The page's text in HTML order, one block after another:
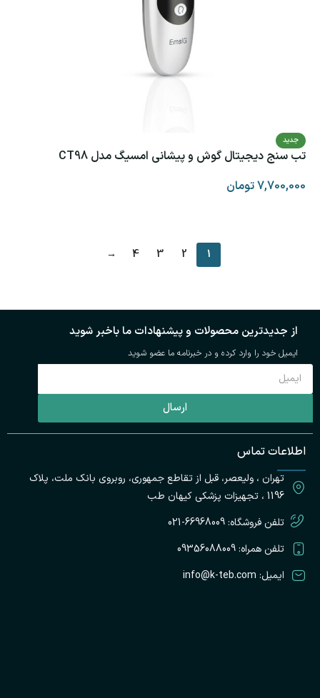
جدید
تب سنج دیجیتال گوش و پیشانی امسیگ مدل CT98
7,700,000تومان
1
2
3
4
→
از جدیدترین محصولات و پیشنهادات ما باخبر شوید
ایمیل خود را وارد کرده و در خبرنامه ما عضو شوید
ارسال
اطلاعات تماس
تهران ، ولیعصر، قبل از تقاطع جمهوری، روبروی بانک ملت، پلاک
1196 ، تجهیزات پزشکی کیهان طب
تلفن فروشگاه: 66968009-021
تلفن همراه: 09356088009
ایمیل: info@k-teb.com